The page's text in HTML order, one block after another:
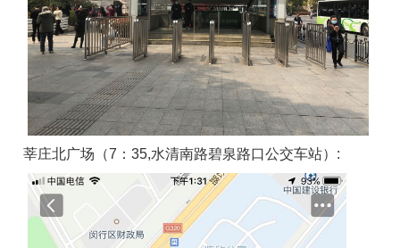
莘庄北广场（7：35,水清南路碧泉路口公交车站）: